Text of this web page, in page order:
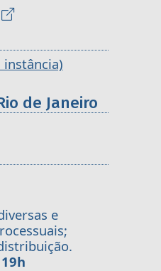
instância)
de Janeiro
e